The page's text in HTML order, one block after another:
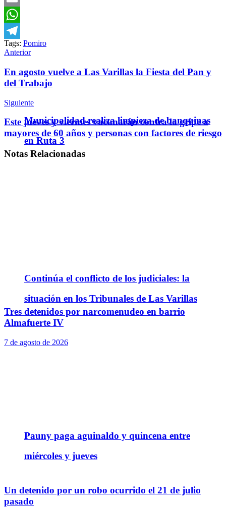
Municipalidad realiza limpieza de banquinas
en Ruta 3
Continúa el conflicto de los judiciales: la
situación en los Tribunales de Las Varillas
Pauny paga aguinaldo y quincena entre
miércoles y jueves
Email
WhatsApp
Telegram
Tags: Pomiro
Anterior
En agosto vuelve a Las Varillas la Fiesta del Pan y
del Trabajo
Siguiente
Este jueves y viermes vacunarán contra la gripe a
mayores de 60 años y personas con factores de riesgo
Notas Relacionadas
Tres detenidos por narcomenudeo en barrio
Almafuerte IV
7 de agosto de 2026
Un detenido por un robo ocurrido el 21 de julio
pasado